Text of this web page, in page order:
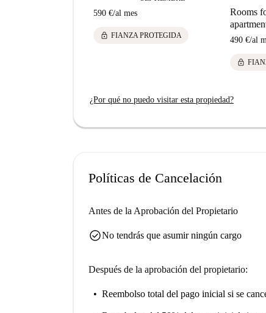
590 €/al mes
lock FIANZA PROTEGIDA
Rooms
490 €/al
lock
¿Por qué no puedo visitar esta propiedad?
Políticas de Cancelación
Antes de la Aprobación del Propietario
check_circleNo tendrás que asumir ningún cargo
Después de la aprobación del propietario:
Reembolso total del pago inicial si se